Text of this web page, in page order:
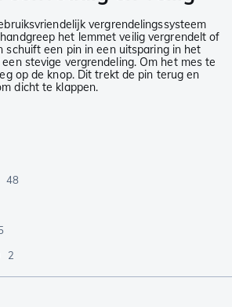
vergrendelingssysteem
het lemmet veilig vergrendelt of
schuift een pin in een uitsparing in het
stevige vergrendeling. Om het mes te
op de knop. Dit trekt de pin terug en
dicht te klappen.
48
2